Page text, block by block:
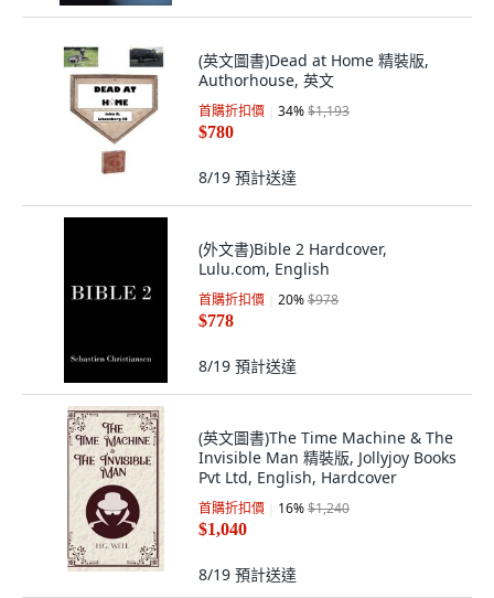
(英文圖書)Dead at Home 精裝版,
Authorhouse, 英文
首購折扣價 34%$1,193
$780
8/19 預計送達
(外文書)Bible 2 Hardcover,
Lulu.com, English
首購折扣價 20%$978
$778
8/19 預計送達
(英文圖書)The Time Machine & The
Invisible Man 精裝版, Jollyjoy Books
Pvt Ltd, English, Hardcover
首購折扣價 16%$1,240
$1,040
8/19 預計送達